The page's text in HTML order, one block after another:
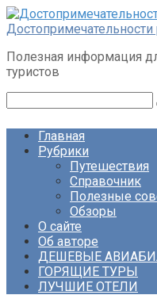
Перейти
к
Полезная информация
туристов
Главная
Рубрики
Путешествия
Справочник
Полезные
Обзоры
О сайте
Об авторе
ДЕШЕВЫЕ
ГОРЯЩИЕ ТУРЫ
ЛУЧШИЕ ОТЕЛИ